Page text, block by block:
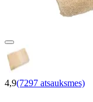
4,9(7297 atsauksmes)